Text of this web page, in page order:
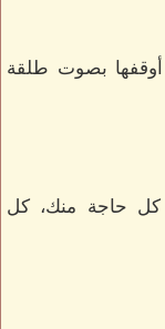
بصوت طلقة
كل حاجة منك، كل